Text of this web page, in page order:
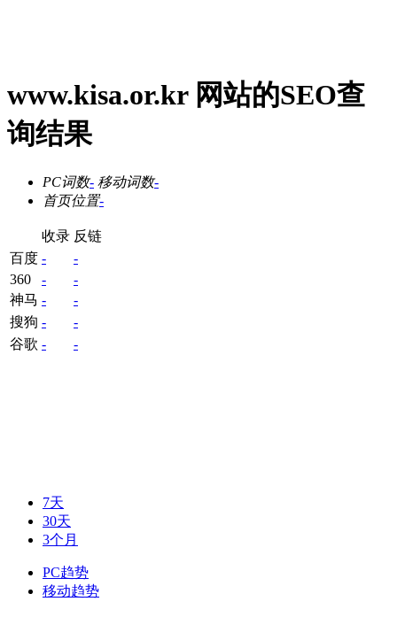
www.kisa.or.kr 网站的SEO查
询结果
PC词数- 移动词数-
首页位置-
收录 反链
百度 -
-
360
-
-
神马 -
-
搜狗 -
-
谷歌 - -
7天
30天
3个月
PC趋势
移动趋势